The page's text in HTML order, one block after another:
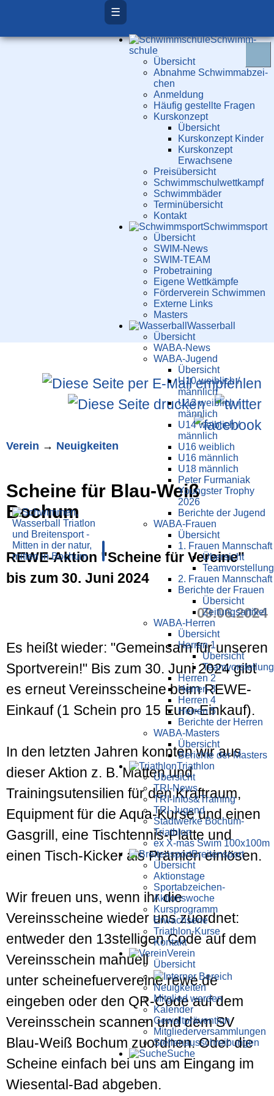
☰
Schwimm­
schule
Übersicht
Ab­nah­me Schwimm­ab­zei­
chen
Anmeldung
Häufig gestellte Fragen
Kurs­konzept
Übersicht
Kurskonzept Kinder
Kurskonzept
Erwachsene
Preis­über­sicht
Schwimm­schul­wett­kampf
Schwimm­bäder
Terminübersicht
Kontakt
Schwimm­sport
Übersicht
SWIM-News
SWIM-TEAM
Probe­training
Eigene Wettkämpfe
Förderverein Schwimmen
Externe Links
Masters
Wasser­ball
Übersicht
WABA-News
WABA-Jugend
Übersicht
U10 weiblich /
männlich
U12 weiblich /
männlich
U14 weiblich /
männlich
U16 weiblich
U16 männlich
U18 männlich
Peter Furmaniak
Youngster Trophy
2026
Berichte der Jugend
WABA-Frauen
Übersicht
1. Frauen Mannschaft
Übersicht
Teamvorstellung
2. Frauen Mannschaft
Berichte der Frauen
Übersicht
Zeitungsartikel
WABA-Herren
Übersicht
Herren 1
Übersicht
Teamvorstellung
Herren 2
Herren 3
Herren 4
Herren 5
Berichte der Herren
WABA-Masters
Übersicht
Berichte der Masters
Triathlon
Übersicht
TRI-News
TRI-Infos&Training
TRI-Jugend
Stadtwerke Bochum-
Triathlon
ex X-mas Swim 100x100m
Breiten­sport
Übersicht
Aktionstage
Sportabzeichen-
Aktionswoche
Kursprogramm
Erwachsene
Triathlon-Kurse
Kontakt
Verein
Übersicht
Interner Bereich
Neuigkeiten
Mitglied werden
Kalender
Gewaltprävention
Mitglieder­versammlungen
Stellen­aus­schrei­bungen
Suche
Verein → Neuigkeiten
Scheine für Blau-Weiß
Bochum
REWE-Aktion "Scheine für Vereine"
bis zum 30. Juni 2024
09.06.2024
Es heißt wieder: "Gemeinsam für unseren
Sportverein!" Bis zum 30. Juni 2024 gibt
es erneut Vereinsscheine beim REWE-
Einkauf (1 Schein pro 15 Euro-Einkauf).
In den letzten Jahren konnten wir aus
dieser Aktion z. B. Matten und
Trainingsutensilien für den Kraftraum,
Equipment für die Aqua-Kurse und einen
Gasgrill, eine Tischtennis-Platte und
einen Tisch-Kicker als Prämien einlösen.
Wir freuen uns, wenn ihr die
Vereinsscheine wieder uns zuordnet:
entweder den 13stelligen Code auf dem
Vereinsschein manuell
unter scheinefuervereine.rewe.de
eingeben oder den QR-Code auf dem
Vereinsschein scannen und dem SV
Blau-Weiß Bochum zuordnen. Oder die
Scheine einfach bei uns am Eingang im
Wiesental-Bad abgeben.